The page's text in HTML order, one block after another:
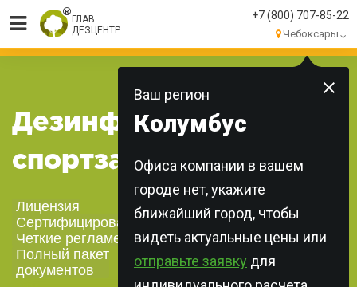
ГЛАВ
ДЕЗЦЕНТР
+7 (800) 707-85-22
Чебоксары
Ваш регион
Колумбус
Офиса компании в вашем
городе нет, укажите
ближайший город, чтобы
видеть актуальные цены или
отправьте заявку для
МЫ ВЫПОЛНЯЕМБОЛЕЕ 250 ЗАКАЗОВ
КАЖДЫЙ ДЕНЬ!
Дезинфекция
спортзалов
Лицензия
Сертифицированная химия
Четкие регламенты
Полный пакет
документов